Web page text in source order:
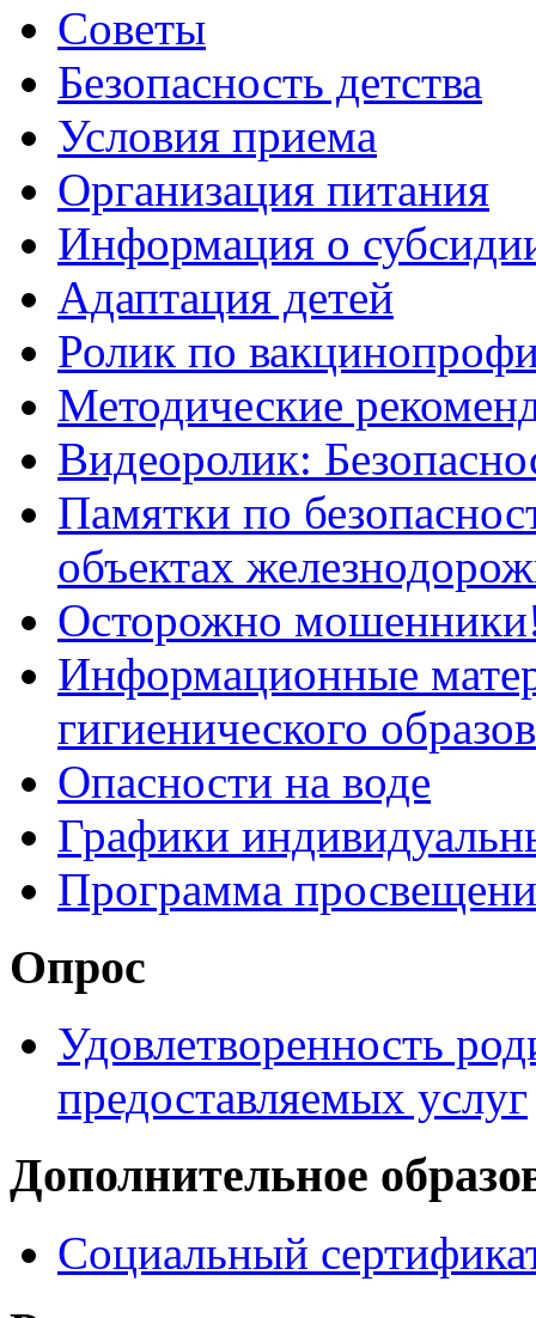
Советы
Безопасность детства
Условия приема
Организация питания
Информация о
Адаптация детей
Ролик по
Методические
Видеоролик:
Памятки по
объектах
Осторожно
Информационные
гигиенического
Опасности на воде
Графики
Программа
Опрос
Удовлетворенность
предоставляемых услуг
Дополнительное
Социальный